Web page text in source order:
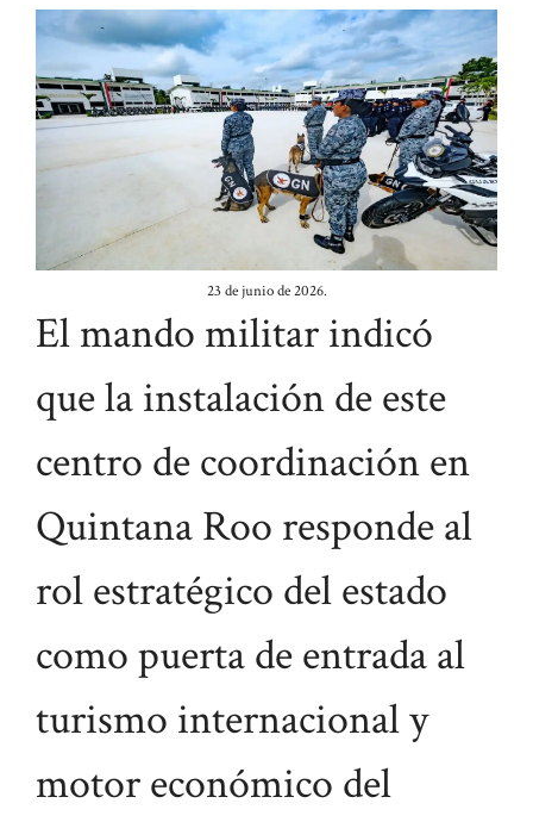
23 de junio de 2026.
El mando militar indicó
que la instalación de este
centro de coordinación en
Quintana Roo responde al
rol estratégico del estado
como puerta de entrada al
turismo internacional y
motor económico del